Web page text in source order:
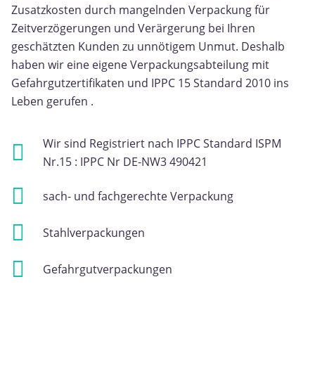
Zusatzkosten durch mangelnden Verpackung für
Zeitverzögerungen und Verärgerung bei Ihren
geschätzten Kunden zu unnötigem Unmut. Deshalb
haben wir eine eigene Verpackungsabteilung mit
Gefahrgutzertifikaten und IPPC 15 Standard 2010 ins
Leben gerufen .
Wir sind Registriert nach IPPC Standard ISPM
Nr.15 : IPPC Nr DE-NW3 490421
sach- und fachgerechte Verpackung
Stahlverpackungen
Gefahrgutverpackungen